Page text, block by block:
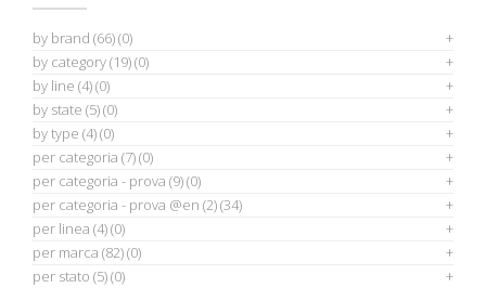
by brand (66)(0)
by category(19)(0)
by line (4)(0)
by state (5)(0)
by type (4)(0)
per categoria (7)(0)
per categoria - prova (9)(0)
per categoria - prova @en (2)(34)
per linea (4)(0)
per marca (82)(0)
per stato (5)(0)